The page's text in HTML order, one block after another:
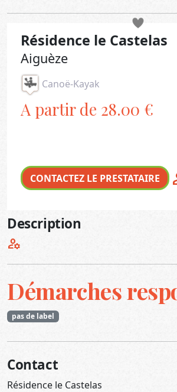
Résidence le Castelas
Aiguèze
Canoë-Kayak
A partir de 28.00 €
CONTACTEZ LE PRESTATAIRE
Description
manage_accounts
Démarches
pas de label
Contact
Résidence le Castelas